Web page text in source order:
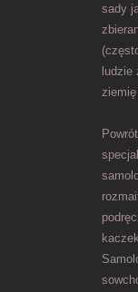
sady
ludzie
ziemię